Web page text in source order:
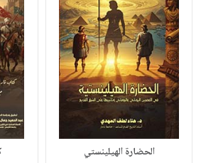
الحضارة الهيلينستي